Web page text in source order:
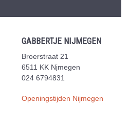
GABBERTJE NIJMEGEN
Broerstraat 21
6511 KK Njmegen
024 6794831
Openingstijden Nijmegen